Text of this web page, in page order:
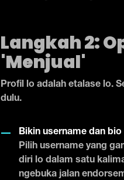
Langkah 2:
'Menjual'
Profil lo adalah etalase lo.
dulu.
Bikin username dan
Pilih username yang
diri lo dalam satu
ngebuka jalan